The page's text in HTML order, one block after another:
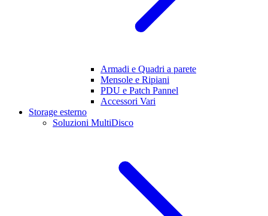
Armadi e Quadri a parete
Mensole e Ripiani
PDU e Patch Pannel
Accessori Vari
Storage esterno
Soluzioni MultiDisco